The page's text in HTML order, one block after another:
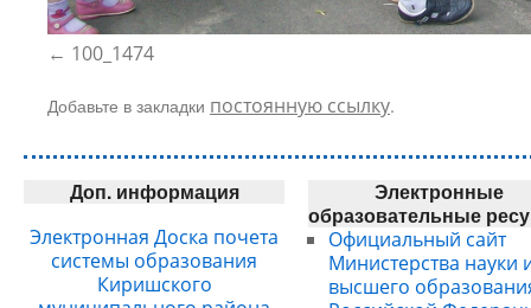
100_1474
Добавьте в закладки постоянную ссылку.
Доп. информация
Электронная Доска почета
системы образования
Киришского
Электронные
образовательные
Официальный сайт
Министерства науки
высшего